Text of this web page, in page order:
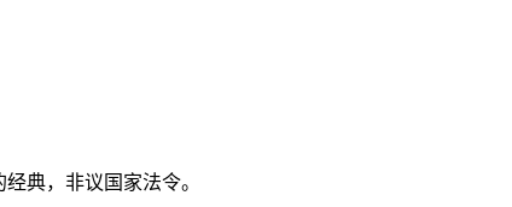
典，非议国家法令。